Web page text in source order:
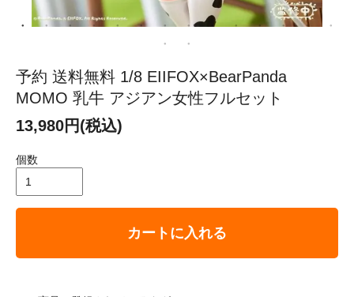
予約 送料無料 1/8 EIIFOX×BearPanda
MOMO 乳牛 アジアン女性フルセット
13,980円(税込)
個数
カートに入れる